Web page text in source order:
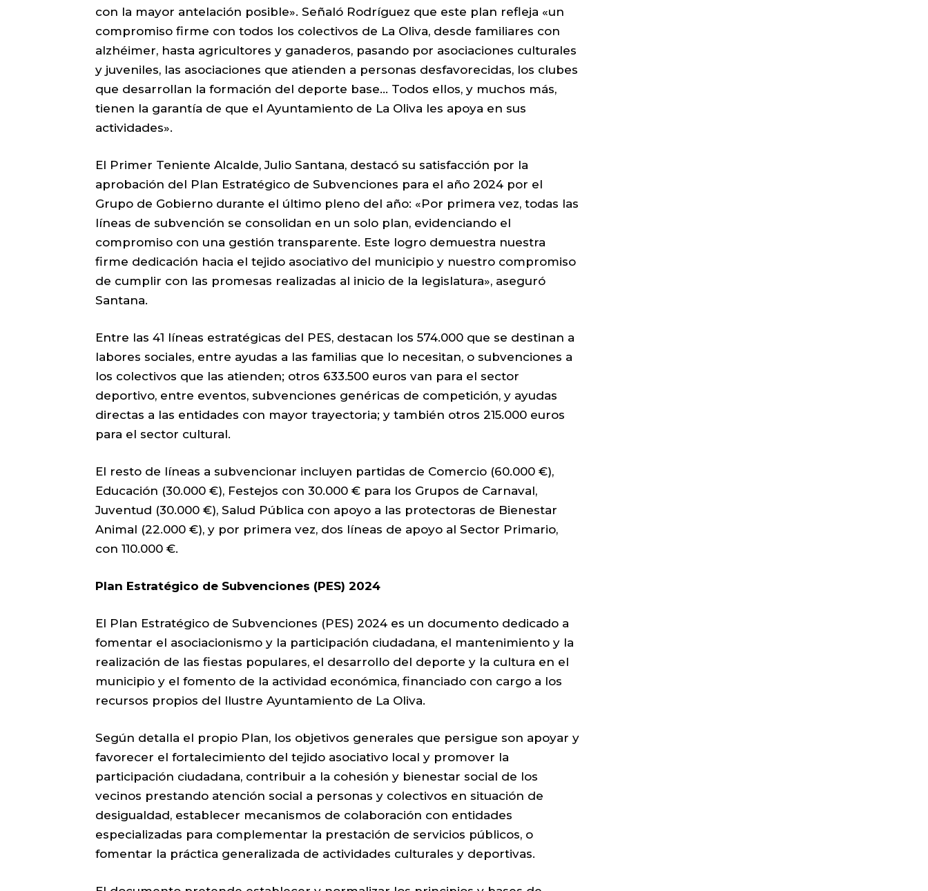
con la mayor antelación posible». Señaló Rodríguez que este plan refleja «un
compromiso firme con todos los colectivos de La Oliva, desde familiares con
alzhéimer, hasta agricultores y ganaderos, pasando por asociaciones culturales
y juveniles, las asociaciones que atienden a personas desfavorecidas, los clubes
que desarrollan la formación del deporte base… Todos ellos, y muchos más,
tienen la garantía de que el Ayuntamiento de La Oliva les apoya en sus
actividades».
El Primer Teniente Alcalde, Julio Santana, destacó su satisfacción por la
aprobación del Plan Estratégico de Subvenciones para el año 2024 por el
Grupo de Gobierno durante el último pleno del año: «Por primera vez, todas las
líneas de subvención se consolidan en un solo plan, evidenciando el
compromiso con una gestión transparente. Este logro demuestra nuestra
firme dedicación hacia el tejido asociativo del municipio y nuestro compromiso
de cumplir con las promesas realizadas al inicio de la legislatura», aseguró
Santana.
Entre las 41 líneas estratégicas del PES, destacan los 574.000 que se destinan a
labores sociales, entre ayudas a las familias que lo necesitan, o subvenciones a
los colectivos que las atienden; otros 633.500 euros van para el sector
deportivo, entre eventos, subvenciones genéricas de competición, y ayudas
directas a las entidades con mayor trayectoria; y también otros 215.000 euros
para el sector cultural.
El resto de líneas a subvencionar incluyen partidas de Comercio (60.000 €),
Educación (30.000 €), Festejos con 30.000 € para los Grupos de Carnaval,
Juventud (30.000 €), Salud Pública con apoyo a las protectoras de Bienestar
Animal (22.000 €), y por primera vez, dos líneas de apoyo al Sector Primario,
con 110.000 €.
Plan Estratégico de Subvenciones (PES) 2024
El Plan Estratégico de Subvenciones (PES) 2024 es un documento dedicado a
fomentar el asociacionismo y la participación ciudadana, el mantenimiento y la
realización de las fiestas populares, el desarrollo del deporte y la cultura en el
municipio y el fomento de la actividad económica, financiado con cargo a los
recursos propios del Ilustre Ayuntamiento de La Oliva.
Según detalla el propio Plan, los objetivos generales que persigue son apoyar y
favorecer el fortalecimiento del tejido asociativo local y promover la
participación ciudadana, contribuir a la cohesión y bienestar social de los
vecinos prestando atención social a personas y colectivos en situación de
desigualdad, establecer mecanismos de colaboración con entidades
especializadas para complementar la prestación de servicios públicos, o
fomentar la práctica generalizada de actividades culturales y deportivas.